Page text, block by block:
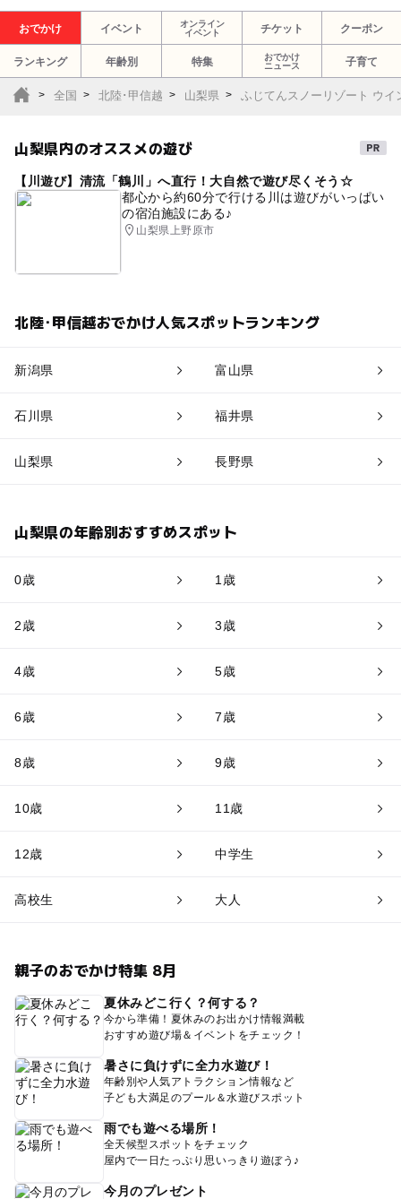
おでかけ イベント
オンライン
イベント
チケット クーポン
ランキング 年齢別 特集
おでかけ
ニュース
子育て
全国 北陸･甲信越 山梨県 ふじてんスノーリゾート ウイ
山梨県内のオススメの遊び
【川遊び】清流「鶴川」へ直行！大自然で遊び尽くそう☆
都心から約60分で行ける川は遊びがいっぱい
の宿泊施設にある♪
山梨県上野原市
北陸･甲信越おでかけ人気スポットランキング
新潟県 富山県
石川県 福井県
山梨県 長野県
山梨県の年齢別おすすめスポット
0歳 1歳
2歳 3歳
4歳 5歳
6歳 7歳
8歳 9歳
10歳 11歳
12歳 中学生
高校生 大人
親子のおでかけ特集 8月
夏休みどこ行く？何する？
今から準備！夏休みのお出かけ情報満載
おすすめ遊び場＆イベントをチェック！
暑さに負けずに全力水遊び！
年齢別や人気アトラクション情報など
子ども大満足のプール＆水遊びスポット
雨でも遊べる場所！
全天候型スポットをチェック
屋内で一日たっぷり思いっきり遊ぼう♪
今月のプレゼント